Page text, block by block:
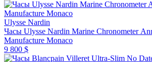
Ulysse Nardin
Часы Ulysse Nardin Marine Chronometer
Manufacture Monaco
9 800 $